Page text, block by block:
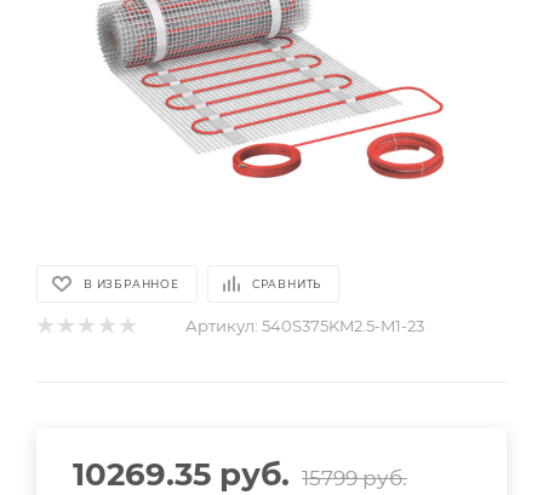
В ИЗБРАННОЕ СРАВНИТЬ
Артикул: 540S375KM2.5-M1-23
10269.35 руб. 15799руб.